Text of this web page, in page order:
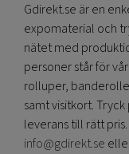
Gdirekt.se är en
expomaterial och
nätet med
personer står för
rolluper,
samt visitkort.
leverans till rätt
info@gdirekt.se